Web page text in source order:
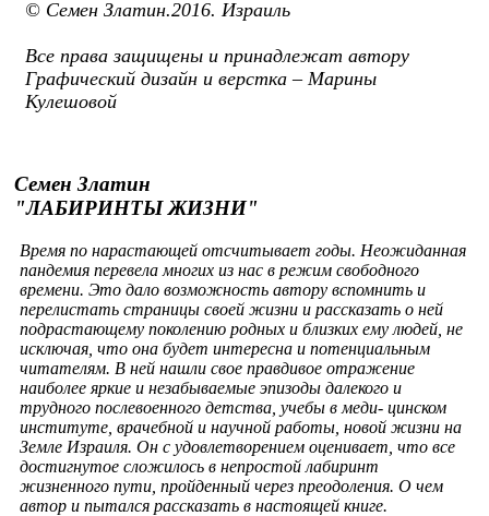
© Семен Златин.2016. Израиль
Все права защищены и принадлежат автору
Графический дизайн и верстка – Марины
Кулешовой
Семен Златин
"ЛАБИРИНТЫ ЖИЗНИ"
Время по нарастающей отсчитывает годы. Неожиданная
пандемия перевела многих из нас в режим свободного
времени. Это дало возможность автору вспомнить и
перелистать страницы своей жизни и рассказать о ней
подрастающему поколению родных и близких ему людей, не
исключая, что она будет интересна и потенциальным
читателям. В ней нашли свое правдивое отражение
наиболее яркие и незабываемые эпизоды далекого и
трудного послевоенного детства, учебы в меди- цинском
институте, врачебной и научной работы, новой жизни на
Земле Израиля. Он с удовлетворением оценивает, что все
достигнутое сложилось в непростой лабиринт
жизненного пути, пройденный через преодоления. О чем
автор и пытался рассказать в настоящей книге.